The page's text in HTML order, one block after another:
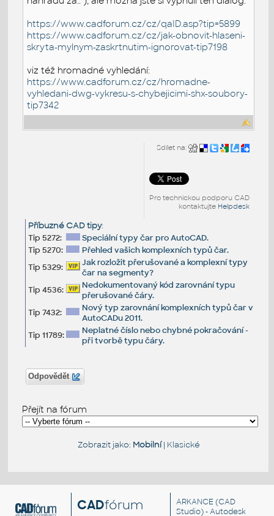
https://www.cadforum.cz/cz/qaID.asp?tip=5899
https://www.cadforum.cz/cz/jak-obnovit-hlaseni-
skryta-mylnym-zaskrtnutim-ignorovat-tip7198
viz též hromadné vyhledání:
https://www.cadforum.cz/cz/hromadne-
vyhledani-dwg-vykresu-s-chybejicimi-shx-soubory-
tip7342
Sdílet na:
Pro technickou podporu CAD
kontaktujte Helpdesk
Příbuzné CAD tipy:
Tip 5272:
Speciální typy čar pro AutoCAD.
Tip 5270:
Přehled vašich komplexních typů čar.
Tip 5329:
Jak rozložit přerušované a komplexní typy
čar na segmenty?
Tip 4536:
Nedokumentovaný kód zarovnání typu
přerušované čáry.
Tip 7432:
Nový typ zarovnání komplexních typů čar v
AutoCADu 2011.
Tip 11789:
Neplatné číslo nebo chybné pokračování -
při tvorbě typu čáry.
Odpovědět
Přejít na fórum
Zobrazit jako: Mobilní| Klasické
CADfórum ARKANCE (CAD
Studio) - Autodesk